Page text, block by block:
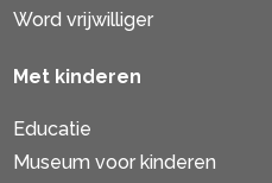
Word vrijwilliger
Met kinderen
Educatie
Museum voor kinderen